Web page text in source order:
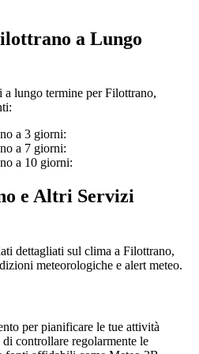
a Lungo
a lungo termine per Filottrano,
a 3 giorni:
a 7 giorni:
a 10 giorni:
e Altri Servizi
dettagliati sul clima a Filottrano,
meteorologiche e alert meteo.
per pianificare le tue attività
controllare regolarmente le